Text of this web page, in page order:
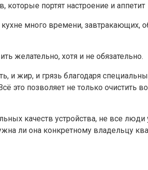
портят настроение и аппетит
много времени,
желательно, хотя и не обязательно.
и жир, и грязь благодаря
это позволяет не только очистить
качеств устройства, не все люди
ли она конкретному владельцу